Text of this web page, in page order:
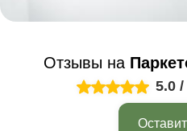
Отзывы на
5.0 /